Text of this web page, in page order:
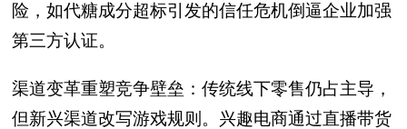
险，如代糖成分超标引发的信任危机倒逼企业加强
第三方认证。
渠道变革重塑竞争壁垒：传统线下零售仍占主导，
但新兴渠道改写游戏规则。兴趣电商通过直播带货